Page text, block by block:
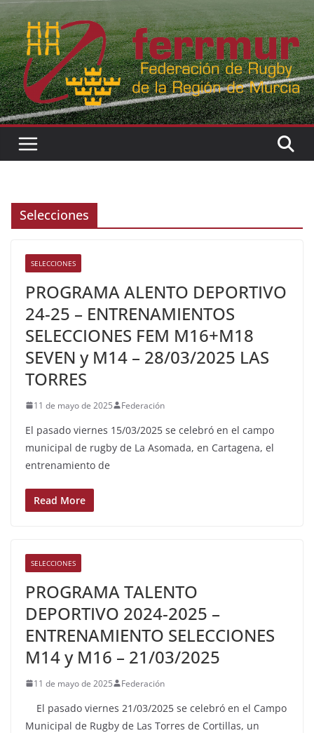
Skip
to
content
Selecciones
SELECCIONES
PROGRAMA ALENTO DEPORTIVO
24-25 – ENTRENAMIENTOS
SELECCIONES FEM M16+M18
SEVEN y M14 – 28/03/2025 LAS
TORRES
11 de mayo de 2025 Federación
El pasado viernes 15/03/2025 se celebró en el campo
municipal de rugby de La Asomada, en Cartagena, el
entrenamiento de
Read More
SELECCIONES
PROGRAMA TALENTO
DEPORTIVO 2024-2025 –
ENTRENAMIENTO SELECCIONES
M14 y M16 – 21/03/2025
11 de mayo de 2025 Federación
El pasado viernes 21/03/2025 se celebró en el Campo
Municipal de Rugby de Las Torres de Cortillas, un